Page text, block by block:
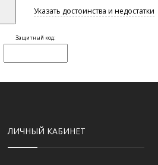
ЛИЧНЫЙ КАБИНЕТ